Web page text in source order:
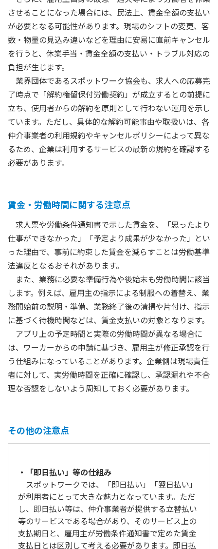
させることになった場合には、民法上、賃金全額の支払い
が必要となる可能性があります。現場のシフトの変更、客
数・物量の見込み違いなどを理由に安易に直前キャンセル
を行うと、休業手当・賃金全額の支払い・トラブル対応の
負担が生じます。
業界団体であるスポットワーク協会も、求人への応募完
了時点で「解約権留保付労働契約」が成立するとの前提に
立ち、使用者からの解約を原則として行わない運用を示し
ています。ただし、具体的な解約可能事由や取扱いは、各
仲介事業者の利用規約やキャンセルポリシーによって異な
るため、企業は利用するサービスの最新の規約を確認する
必要があります。
賃金・労働時間に関する注意点
求人票や労働条件通知書で示した賃金を、「思ったより
仕事ができなかった」「予定より成果が少なかった」とい
った理由で、事前に約束した賃金を減らすことは労働基準
法違反となるおそれがあります。
また、業務に必要な準備行為や後始末も労働時間に該当
します。例えば、雇用主の指示による制服への着替え、業
務開始前の説明・準備、業務終了後の清掃や片付け、指示
に基づく待機時間などは、賃金支払いの対象となります。
アプリ上の予定時間と実際の労働時間が異なる場合に
は、ワーカーからの申請に基づき、雇用主が修正承認を行
う仕組みになっていることがあります。企業側は現場責任
者に対して、実労働時間を正確に確認し、承認漏れや不合
理な否認をしないよう周知しておく必要があります。
その他の注意点
・「即日払い」等の仕組み
スポットワークでは、「即日払い」「翌日払い」
が利用者にとって大きな魅力となっています。ただ
し、即日払い等は、仲介事業者が提供する立替払い
等のサービスである場合があり、そのサービス上の
支払期日と、雇用主が労働条件通知書で定めた賃金
支払日とは区別して考える必要があります。即日払